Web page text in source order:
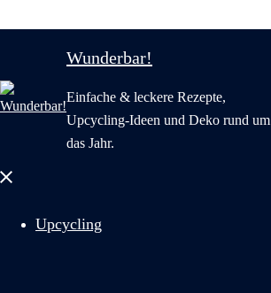
Wunderbar!
Einfache & leckere Rezepte,
Upcycling-Ideen und Deko rund um
das Jahr.
Menü
Upcycling